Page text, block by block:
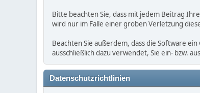
Bitte beachten Sie, dass mit jedem Beitrag
wird nur im Falle einer groben Verletzung
Beachten Sie außerdem, dass die Software
ausschließlich dazu verwendet, Sie ein- bzw.
Datenschutzrichtlinien